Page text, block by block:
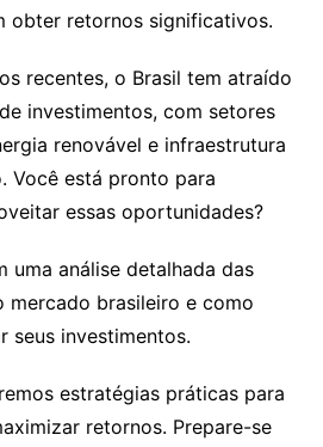
obter retornos significativos.
recentes, o Brasil tem atraído
investimentos, com setores
renovável e infraestrutura
Você está pronto para
essas oportunidades?
uma análise detalhada das
mercado brasileiro e como
seus investimentos.
estratégias práticas para
retornos. Prepare-se